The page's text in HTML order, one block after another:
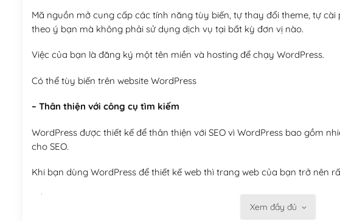
Mã nguồn mở cung cấp các tính năng tùy biến, tự thay đổi theme, tự
theo ý bạn mà không phải sử dụng dịch vụ tại bất kỳ đơn vị nào.
Việc của bạn là đăng ký một tên miền và hosting để chạy WordPress.
Có thể tùy biến trên website WordPress
– Thân thiện với công cụ tìm kiếm
WordPress được thiết kế để thân thiện với SEO vì WordPress bao gồm
cho SEO.
Khi bạn dùng WordPress để thiết kế web thì trang web của bạn trở nên
Tối ưu hóa công cụ tìm kiếm
Xem đầy đủ